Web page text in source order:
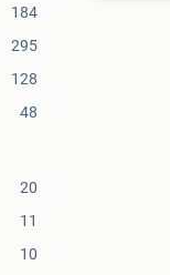
184
295
128
48
20
11
10